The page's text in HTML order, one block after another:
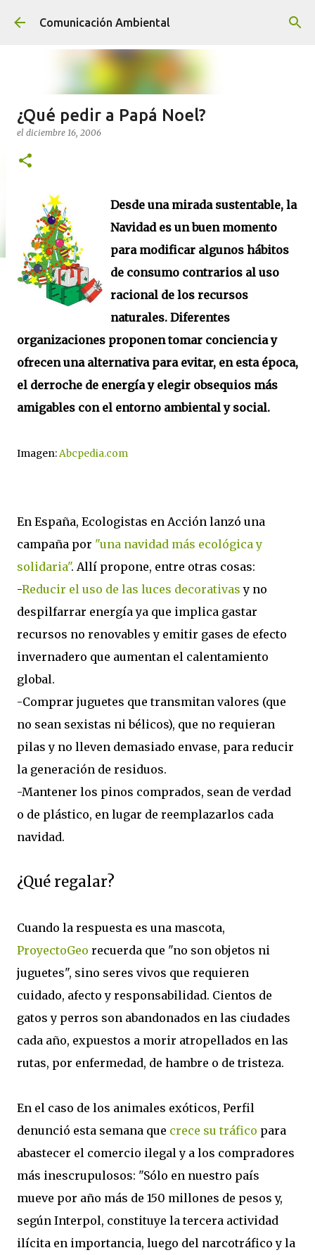
Ir al contenido principal
Comunicación Ambiental
¿Qué pedir a Papá Noel?
el diciembre 16, 2006
Desde una mirada sustentable, la
Navidad es un buen momento
para modificar algunos hábitos
de consumo contrarios al uso
racional de los recursos
naturales. Diferentes
organizaciones proponen tomar conciencia y
ofrecen una alternativa para evitar, en esta época,
el derroche de energía y elegir obsequios más
amigables con el entorno ambiental y social.
Imagen:Abcpedia.com
En España, Ecologistas en Acción lanzó una
campaña por "una navidad más ecológica y
solidaria". Allí propone, entre otras cosas:
-Reducir el uso de las luces decorativasy no
despilfarrar energía ya que implica gastar
recursos no renovables y emitir gases de efecto
invernadero que aumentan el calentamiento
global.
-Comprar juguetes que transmitan valores (que
no sean sexistas ni bélicos), que no requieran
pilas y no lleven demasiado envase, para reducir
la generación de residuos.
-Mantener los pinos comprados, sean de verdad
o de plástico, en lugar de reemplazarlos cada
navidad.
¿Qué regalar?
Cuando la respuesta es una mascota,
ProyectoGeo recuerda que "no son objetos ni
juguetes", sino seres vivos que requieren
cuidado, afecto y responsabilidad. Cientos de
gatos y perros son abandonados en las ciudades
cada año, expuestos a morir atropellados en las
rutas, por enfermedad, de hambre o de tristeza.
En el caso de los animales exóticos, Perfil
denunció esta semana que crece su tráfico para
abastecer el comercio ilegal y a los compradores
más inescrupulosos: "Sólo en nuestro país
mueve por año más de 150 millones de pesos y,
según Interpol, constituye la tercera actividad
ilícita en importancia, luego del narcotráfico y la